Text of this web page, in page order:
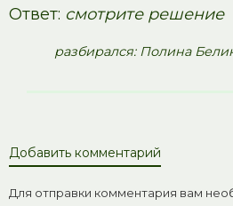
Ответ: смотрите решение
pазбирался: Полина
Добавить комментарий
Для отправки комментария вам